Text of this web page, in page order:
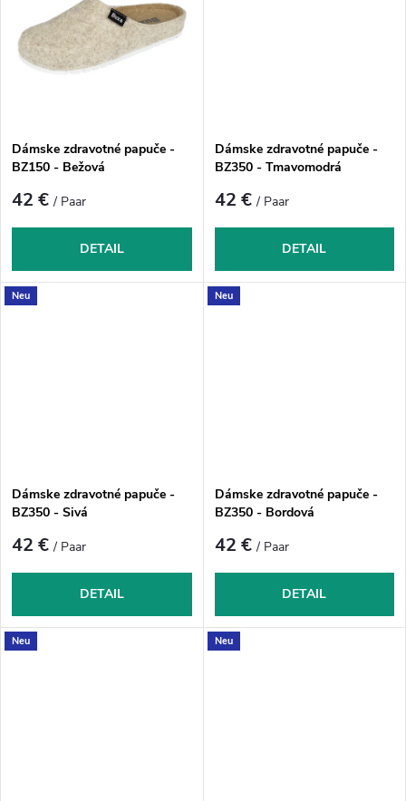
Dámske zdravotné papuče -
BZ150 - Bežová
42 €/ Paar
DETAIL
Dámske zdravotné papuče -
BZ350 - Tmavomodrá
42 €/ Paar
DETAIL
Neu
Dámske zdravotné papuče -
BZ350 - Sivá
42 €/ Paar
DETAIL
Neu
Dámske zdravotné papuče -
BZ350 - Bordová
42 €/ Paar
DETAIL
Neu Neu